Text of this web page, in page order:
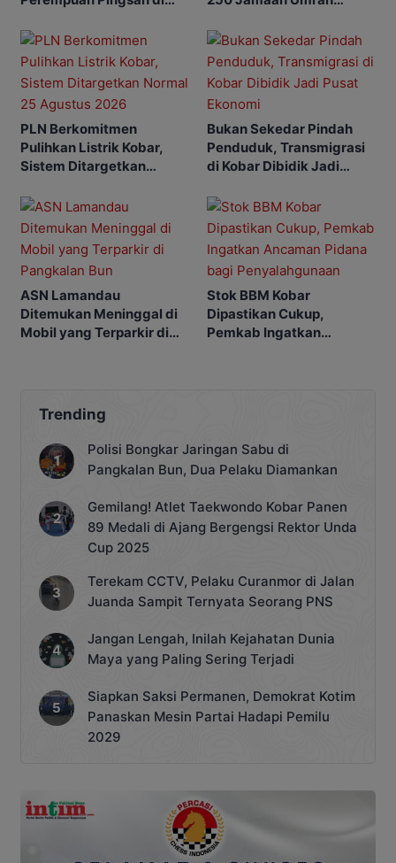
PLN Berkomitmen
Pulihkan Listrik Kobar,
Sistem Ditargetkan
Bukan Sekedar Pindah
Penduduk, Transmigrasi
di Kobar Dibidik Jadi
ASN Lamandau
Ditemukan Meninggal di
Mobil yang Terparkir di
Stok BBM Kobar
Dipastikan Cukup,
Pemkab Ingatkan
Trending
Polisi Bongkar Jaringan Sabu di
Pangkalan Bun, Dua Pelaku Diamankan
Gemilang! Atlet Taekwondo Kobar Panen
89 Medali di Ajang Bergengsi Rektor Unda
Cup 2025
Terekam CCTV, Pelaku Curanmor di Jalan
Juanda Sampit Ternyata Seorang PNS
Jangan Lengah, Inilah Kejahatan Dunia
Maya yang Paling Sering Terjadi
Siapkan Saksi Permanen, Demokrat Kotim
Panaskan Mesin Partai Hadapi Pemilu
2029